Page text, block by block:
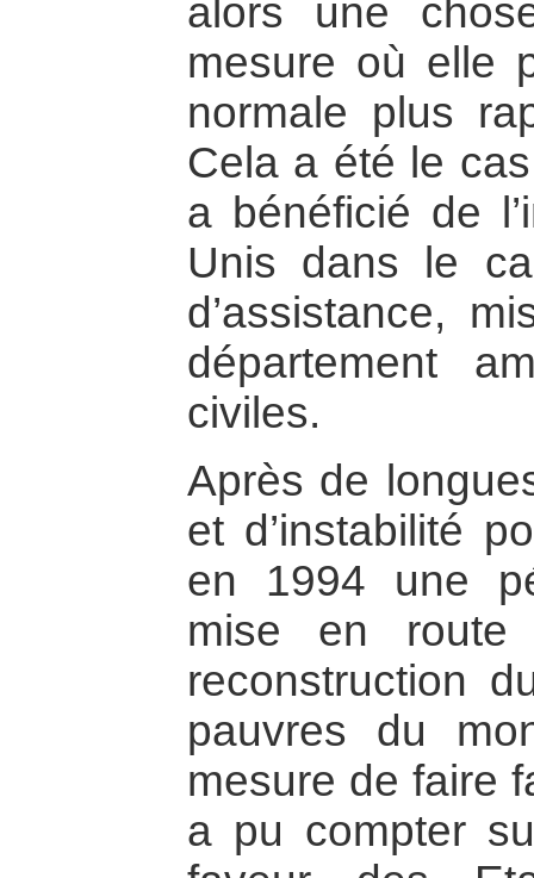
alors une
mesure où elle
normale plus
Cela a été le
a bénéficié de
Unis dans le
d’assistance,
département
civiles.
Après de
et d’instabilité
en 1994 une
mise en route
reconstruction
pauvres du
mesure de faire
a pu compter